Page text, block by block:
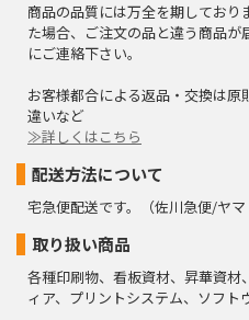
商品の品質には万全を期してお
た場合、ご注文の品と違う商品
にご連絡下さい。
お客様都合による返品・交換は
違いなど
≫詳しくはこちら
配送方法について
宅急便配送です。（佐川急便/ヤ
取り扱い商品
各種印刷物、看板資材、昇華資
ィア、プリントシステム、ソフト